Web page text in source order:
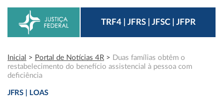
TRF4 | JFRS | JFSC | JFPR
Inicial > Portal de Notícias 4R > Duas famílias obtêm o
restabelecimento do benefício assistencial à pessoa com
deficiência
JFRS | LOAS